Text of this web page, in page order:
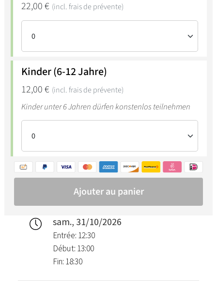
sam., 31/10/2026
Entrée: 12:30
Début: 13:00
Fin: 18:30